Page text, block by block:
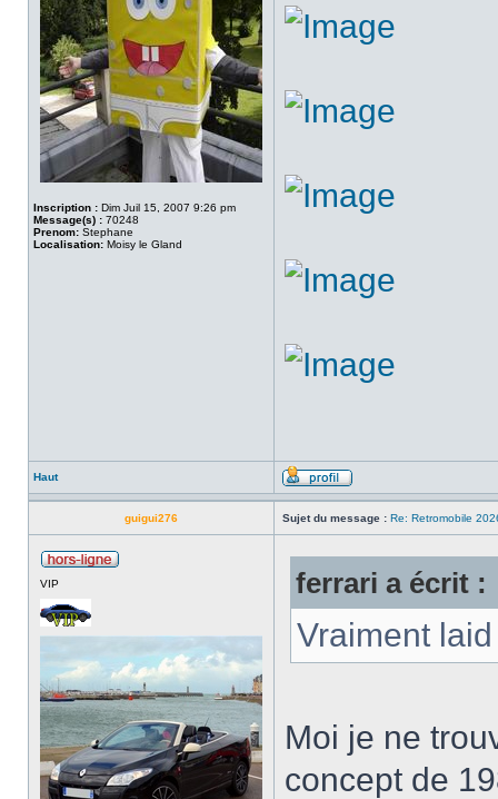
Inscription : Dim Juil 15, 2007 9:26 pm
Message(s) : 70248
Prenom: Stephane
Localisation: Moisy le Gland
Haut
guigui276 Sujet du message : Re: Retromobile
VIP ferrari a écrit :
Vraiment
Moi je ne
concept de